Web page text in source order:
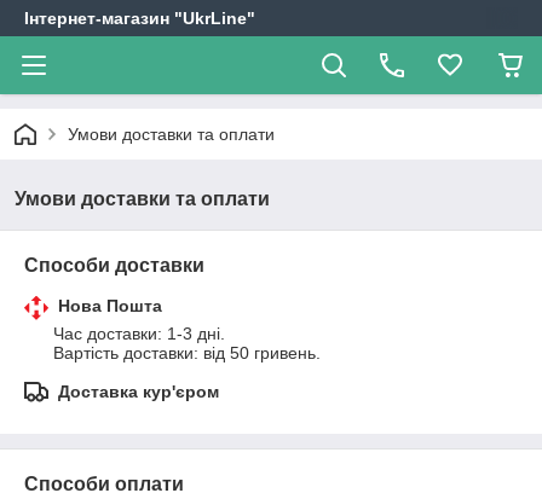
Інтернет-магазин "UkrLine"
Умови доставки та оплати
Умови доставки та оплати
Способи доставки
Нова Пошта
Час доставки: 1-3 дні.
Вартість доставки: від 50 гривень.
Доставка кур'єром
Способи оплати